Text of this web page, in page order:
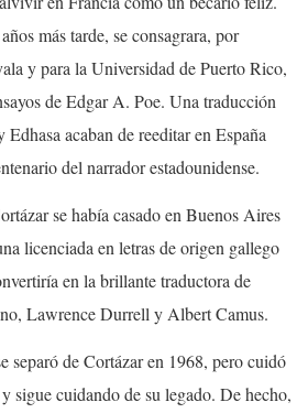
más tarde, se consagrara, por
y para la Universidad de Puerto Rico,
de Edgar A. Poe. Una traducción
Edhasa acaban de reeditar en España
del narrador estadounidense.
se había casado en Buenos Aires
licenciada en letras de origen gallego
en la brillante traductora de
Lawrence Durrell y Albert Camus.
separó de Cortázar en 1968, pero cuidó
sigue cuidando de su legado. De hecho,